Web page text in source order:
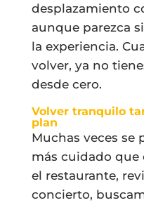
desplazamiento
aunque parezca
la experiencia.
volver, ya no
desde cero.
Volver tranquilo
plan
Muchas veces se
más cuidado que
el restaurante,
concierto,